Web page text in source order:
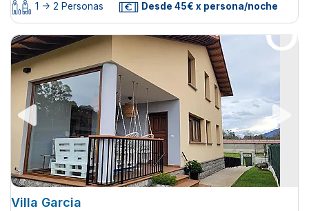
1 -> 2 Personas Desde 45€ x persona/noche
Villa Garcia